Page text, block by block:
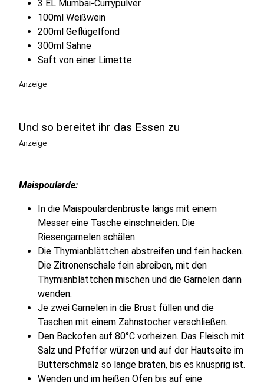
3 EL Mumbai-Currypulver
100ml Weißwein
200ml Geflügelfond
300ml Sahne
Saft von einer Limette
Anzeige
Und so bereitet ihr das Essen zu
Anzeige
Maispoularde:
In die Maispoulardenbrüste längs mit einem
Messer eine Tasche einschneiden. Die
Riesengarnelen schälen.
Die Thymianblättchen abstreifen und fein hacken.
Die Zitronenschale fein abreiben, mit den
Thymianblättchen mischen und die Garnelen darin
wenden.
Je zwei Garnelen in die Brust füllen und die
Taschen mit einem Zahnstocher verschließen.
Den Backofen auf 80°C vorheizen. Das Fleisch mit
Salz und Pfeffer würzen und auf der Hautseite im
Butterschmalz so lange braten, bis es knusprig ist.
Wenden und im heißen Ofen bis auf eine